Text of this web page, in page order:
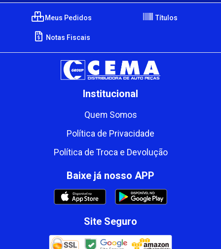
Meus Pedidos Títulos
Notas Fiscais
Institucional
Quem Somos
Política de Privacidade
Política de Troca e Devolução
Baixe já nosso APP
Site Seguro